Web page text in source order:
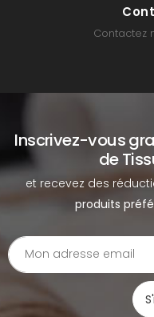
Contactez
Inscrivez-vous
de
et recevez des
produits